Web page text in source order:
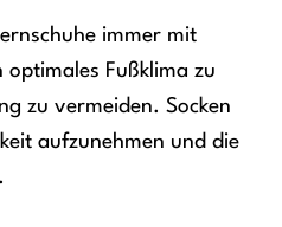
immer mit
Fußklima zu
zu vermeiden. Socken
aufzunehmen und die